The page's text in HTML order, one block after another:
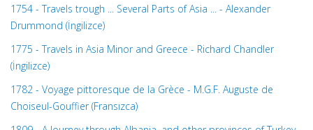
1754 - Travels trough ... Several Parts of Asia ... - Alexander
Drummond (İngilizce)
1775 - Travels in Asia Minor and Greece - Richard Chandler
(İngilizce)
1782 - Voyage pittoresque de la Grèce - M.G.F. Auguste de
Choiseul-Gouffier (Fransızca)